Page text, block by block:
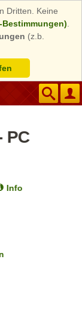
Dritten. Keine
(z.b.
PC
Info